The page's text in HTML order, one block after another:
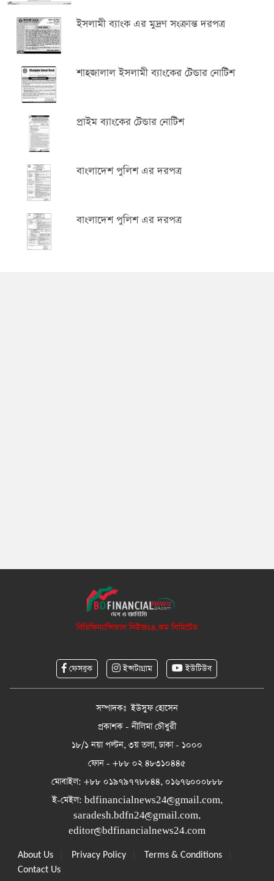
ইসলামী ব্যাংক এর মুদ্রণ সংক্রান্ত দরপত্র
শাহজালাল ইসলামী ব্যাংকের টেন্ডার নোটিশ
প্রাইম ব্যাংকের টেন্ডার নোটিশ
বাংলাদেশ পুলিশ এর দরপত্র
বাংলাদেশ পুলিশ এর দরপত্র
বিডিফিন্যান্সিয়াল নিউজ২৪.কম লিমিটেড
ফেসবুক ইন্সটাগ্রাম ইউটিউব
সম্পাদকঃ ইউসুফ হোসেন
প্রকাশক - নীলিমা চৌধুরী
১৮/১ নয়া পল্টন, ৩য় তলা, ঢাকা - ১০০০
ফোন - +৮৮ ০২ ৪৮৩১০৪৪৫
মোবাইল: +৮৮ ০১৯৭৯৭৭৮৮৪৪, ০১৬৭৬০০০৮৮৮
ই-মেইল: bdfinancialnews24@gmail.com,
saradesh.bdfn24@gmail.com,
editor@bdfinancialnews24.com
About Us Privacy Policy Terms & Conditions
Contact Us